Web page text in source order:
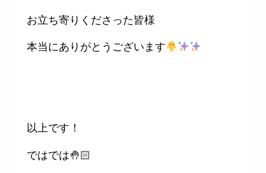
お立ち寄りくださった皆様
本当にありがとうございます
以上です！
ではでは🤚🏻